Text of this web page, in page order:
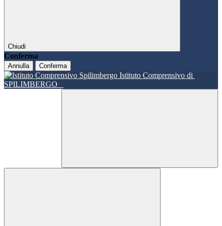
Chiudi
Conferma
Annulla Conferma
Istituto Comprensivo di
SPILIMBERGO